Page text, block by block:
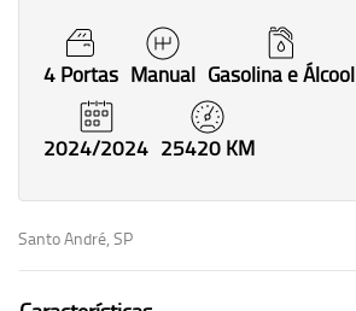
4 Portas Manual Gasolina e Álcool
2024/2024 25420 KM
Santo André, SP